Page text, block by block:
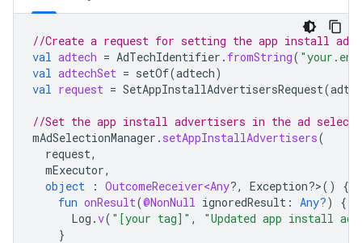
//Create a request for setting the app install
val adtech = AdTechIdentifier . fromString(
val adtechSet = setOf(adtech)
val request = SetAppInstallAdvertisersRequest(
//Set the app install advertisers in the ad
mAdSelectionManager . setAppInstallAdvertisers(
request,
mExecutor,
object
: OutcomeReceiver<Any?, Exception?>( )
{
fun onResult(@NonNull ignoredResult : Any?)
{
Log .v( "[your tag]" ,
"Updated app install
}